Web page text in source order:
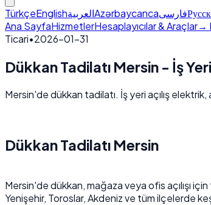
TürkçeEnglishالعربيةAzərbaycancaفارسی
Ana SayfaHizmetlerHesaplayıcılar & Araçlar→
Ticari•2026-01-31
Dükkan Tadilatı Mersin - İş
Mersin'de dükkan tadilatı. İş yeri açılış
Dükkan Tadilatı Mersin
Mersin'de dükkan, mağaza veya ofis açılışı
Yenişehir, Toroslar, Akdeniz ve tüm ilçelerde